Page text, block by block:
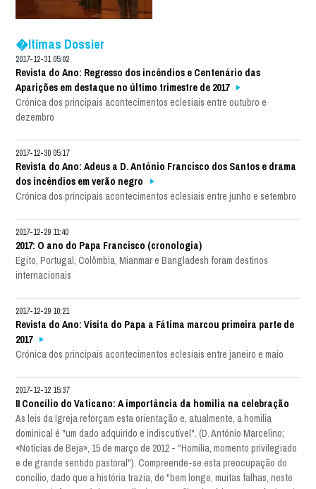
�ltimas Dossier
2017-12-31 05:02
Revista do Ano: Regresso dos incêndios e Centenário das
Aparições em destaque no último trimestre de 2017
Crónica dos principais acontecimentos eclesiais entre outubro e
dezembro
2017-12-30 05:17
Revista do Ano: Adeus a D. António Francisco dos Santos e drama
dos incêndios em verão negro
Crónica dos principais acontecimentos eclesiais entre junho e setembro
2017-12-29 11:40
2017: O ano do Papa Francisco (cronologia)
Egito, Portugal, Colômbia, Mianmar e Bangladesh foram destinos
internacionais
2017-12-29 10:21
Revista do Ano: Visita do Papa a Fátima marcou primeira parte de
2017
Crónica dos principais acontecimentos eclesiais entre janeiro e maio
2017-12-12 15:37
II Concílio do Vaticano: A importância da homilia na celebração
As leis da Igreja reforçam esta orientação e, atualmente, a homilia
dominical é "um dado adquirido e indiscutível". (D. António Marcelino;
«Notícias de Beja», 15 de março de 2012 - "Homilia, momento privilegiado
e de grande sentido pastoral"). Compreende-se esta preocupação do
concílio, dado que a história trazia, de "bem longe, muitas falhas, neste